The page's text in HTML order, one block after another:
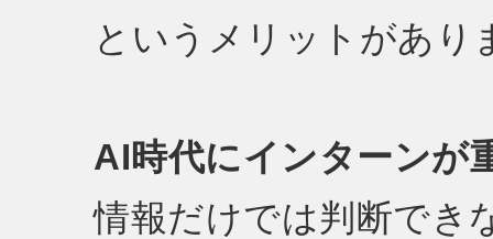
というメリットがあり
AI時代にインターンが
情報だけでは判断でき